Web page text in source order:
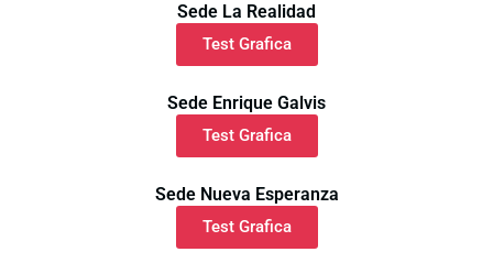
Sede La Realidad
Test Grafica
Sede Enrique Galvis
Test Grafica
Sede Nueva Esperanza
Test Grafica